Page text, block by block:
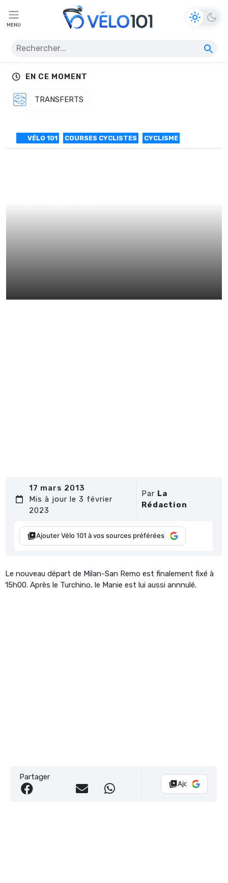
MENU
EN CE MOMENT
TRANSFERTS
VÉLO 101 COURSES CYCLISTES CYCLISME
17 mars 2013
Mis à jour le 3 février
2023
Par La
Rédaction
Ajouter Vélo 101 à vos sources préférées
Le nouveau départ de Milan-San Remo est finalement fixé à
15h00. Après le Turchino, le Manie est lui aussi annnulé.
Partager
Ajouter Vélo